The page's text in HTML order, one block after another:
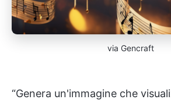
via Gencraft
“Genera un'immagine che